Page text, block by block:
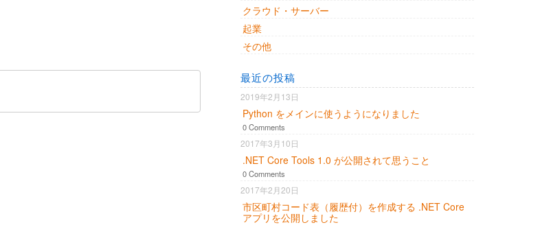
クラウド・サーバー
起業
その他
最近の投稿
2019年2月13日
Python をメインに使うようになりました
0 Comments
2017年3月10日
.NET Core Tools 1.0 が公開されて思うこと
0 Comments
2017年2月20日
市区町村コード表（履歴付）を作成する .NET Core
アプリを公開しました